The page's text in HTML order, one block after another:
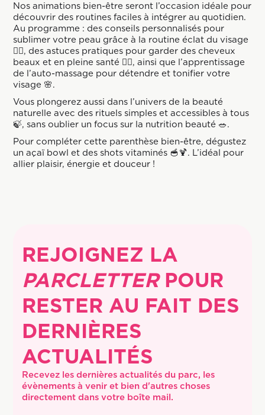
Nos animations bien-être seront l’occasion idéale pour
découvrir des routines faciles à intégrer au quotidien.
Au programme : des conseils personnalisés pour
sublimer votre peau grâce à la routine éclat du visage
💆‍♀️, des astuces pratiques pour garder des cheveux
beaux et en pleine santé 💇‍♀️, ainsi que l’apprentissage
de l’auto-massage pour détendre et tonifier votre
visage 🌸.
Vous plongerez aussi dans l’univers de la beauté
naturelle avec des rituels simples et accessibles à tous
🍃, sans oublier un focus sur la nutrition beauté 🥗.
Pour compléter cette parenthèse bien-être, dégustez
un açaï bowl et des shots vitaminés 🥣🍹. L’idéal pour
allier plaisir, énergie et douceur !
REJOIGNEZ LA
PARCLETTERPOUR
RESTER AU FAIT DES
DERNIÈRES
ACTUALITÉS
Recevez les dernières actualités du parc, les
évènements à venir et bien d'autres choses
directement dans votre boîte mail.